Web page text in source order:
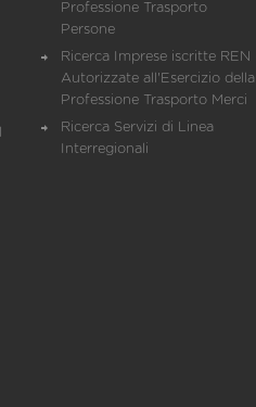
Professione Trasporto
Persone
Ricerca Imprese iscritte REN
Autorizzate all'Esercizio della
Professione Trasporto Merci
Ricerca Servizi di Linea
Interregionali